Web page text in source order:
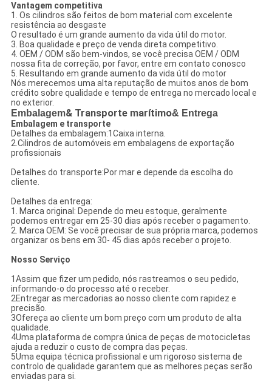
Vantagem competitiva
1. Os cilindros são feitos de bom material com excelente
resistência ao desgaste
O resultado é um grande aumento da vida útil do motor.
3. Boa qualidade e preço de venda direta competitivo.
4. OEM / ODM são bem-vindos, se você precisa OEM / ODM
nossa fita de correção, por favor, entre em contato conosco
5. Resultando em grande aumento da vida útil do motor
Nós merecemos uma alta reputação de muitos anos de bom
crédito sobre qualidade e tempo de entrega no mercado local e
no exterior.
Embalagem& Transporte marítimo& Entrega
Embalagem e transporte
Detalhes da embalagem:1Caixa interna.
2.Cilindros de automóveis em embalagens de exportação
profissionais
Detalhes do transporte:Por mar e depende da escolha do
cliente.
Detalhes da entrega:
1. Marca original: Depende do meu estoque, geralmente
podemos entregar em 25-30 dias após receber o pagamento.
2. Marca OEM: Se você precisar de sua própria marca, podemos
organizar os bens em 30- 45 dias após receber o projeto.
Nosso Serviço
1Assim que fizer um pedido, nós rastreamos o seu pedido,
informando-o do processo até o receber.
2Entregar as mercadorias ao nosso cliente com rapidez e
precisão.
3Ofereça ao cliente um bom preço com um produto de alta
qualidade.
4Uma plataforma de compra única de peças de motocicletas
ajuda a reduzir o custo de compra das peças.
5Uma equipa técnica profissional e um rigoroso sistema de
controlo de qualidade garantem que as melhores peças serão
enviadas para si.